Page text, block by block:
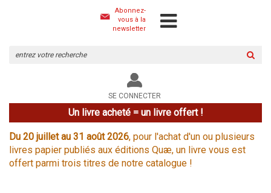
Abonnez-
vous à la
newsletter
le
site
SE CONNECTER
Un livre acheté = un livre offert !
Du 20 juillet au 31 août 2026, pour l'achat d'un ou plusieurs
livres papier publiés aux éditions Quæ, un livre vous est
offert parmi trois titres de notre catalogue !